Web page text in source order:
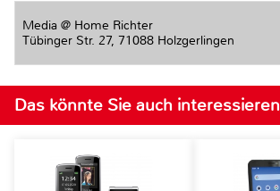
Media @ Home Richter
Tübinger Str. 27, 71088 Holzgerlingen
Das könnte Sie auch